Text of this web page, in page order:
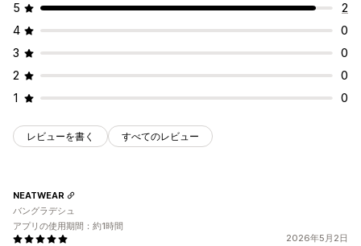
5
2
4
0
3
0
2
0
1
0
レビューを書く すべてのレビュー
2026年5月2日
NEATWEAR
バングラデシュ
アプリの使用期間：約1時間